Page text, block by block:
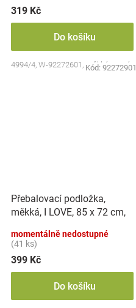
319 Kč
Do košíku
4994/4, W-92272601, měkká, rovná
Kód: 92272901
Přebalovací podložka,
měkká, I LOVE, 85 x 72 cm,
momentálně nedostupné
(41 ks)
399 Kč
Do košíku